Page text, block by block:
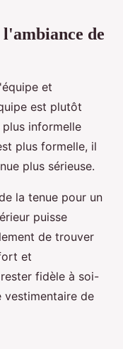
de
et
est plutôt
informelle
plus formelle, il
plus sérieuse.
la tenue pour un
puisse
de trouver
et
fidèle à soi-
vestimentaire de